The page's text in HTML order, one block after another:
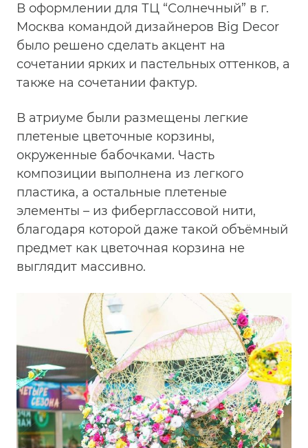
В оформлении для ТЦ “Солнечный” в г.
Москва командой дизайнеров Big Decor
было решено сделать акцент на
сочетании ярких и пастельных оттенков, а
также на сочетании фактур.
В атриуме были размещены легкие
плетеные цветочные корзины,
окруженные бабочками. Часть
композиции выполнена из легкого
пластика, а остальные плетеные
элементы – из фиберглассовой нити,
благодаря которой даже такой объёмный
предмет как цветочная корзина не
выглядит массивно.